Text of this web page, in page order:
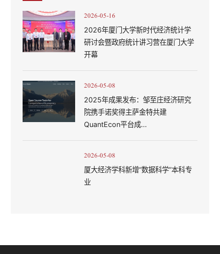
2026-05-16
2026年厦门大学新时代经济统计学
研讨会暨政府统计讲习营在厦门大学
开幕
2026-05-08
2025年成果发布：邹至庄经济研究
院携手诺奖得主萨金特共建
QuantEcon平台成...
2026-05-08
厦大经济学科新增“数据科学”本科专
业